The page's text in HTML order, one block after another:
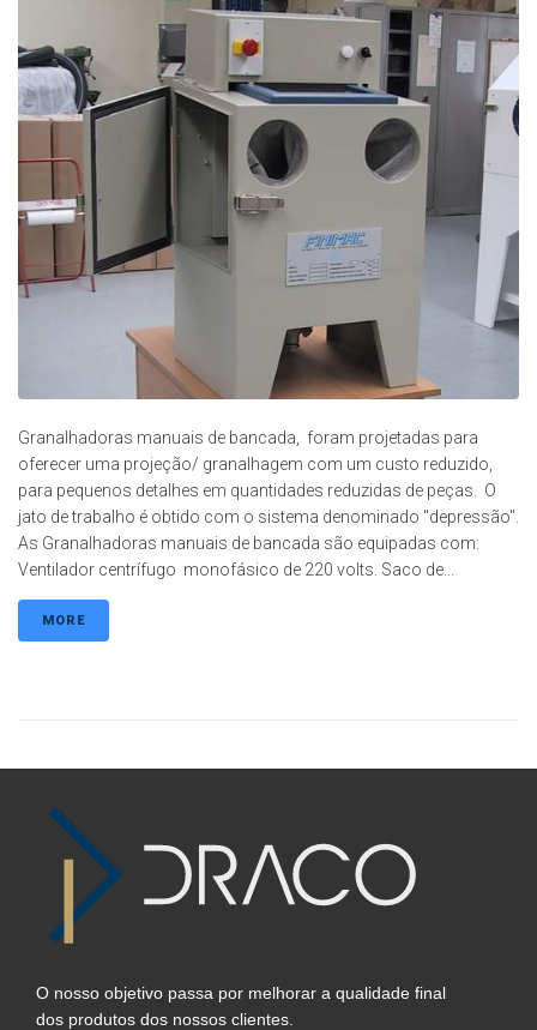
Granalhadoras manuais de bancada, foram projetadas para
oferecer uma projeção/ granalhagem com um custo reduzido,
para pequenos detalhes em quantidades reduzidas de peças. O
jato de trabalho é obtido com o sistema denominado "depressão".
As Granalhadoras manuais de bancada são equipadas com:
Ventilador centrífugo monofásico de 220 volts. Saco de...
MORE
O nosso objetivo passa por melhorar a qualidade final
dos produtos dos nossos clientes.